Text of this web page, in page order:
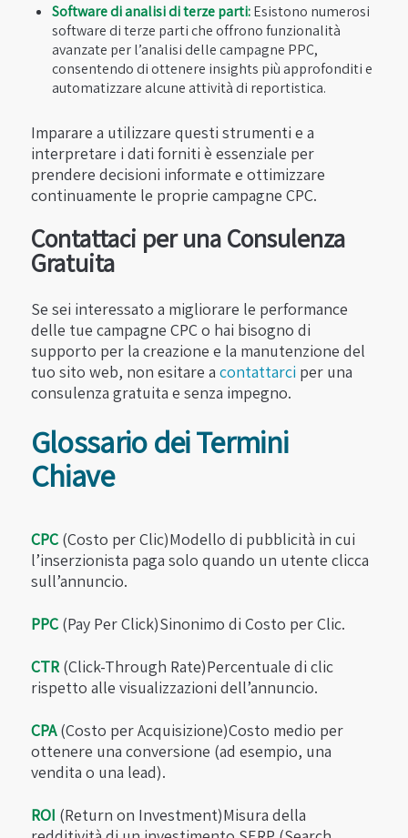
Software di analisi di terze parti:Esistono numerosi
software di terze parti che offrono funzionalità
avanzate per l’analisi delle campagne PPC,
consentendo di ottenere insights più approfonditi e
automatizzare alcune attività di reportistica.
Imparare a utilizzare questi strumenti e a
interpretare i dati forniti è essenziale per
prendere decisioni informate e ottimizzare
continuamente le proprie campagne CPC.
Contattaci per una Consulenza
Gratuita
Se sei interessato a migliorare le performance
delle tue campagne CPC o hai bisogno di
supporto per la creazione e la manutenzione del
tuo sito web, non esitare a contattarci per una
consulenza gratuita e senza impegno.
Glossario dei Termini
Chiave
CPC(Costo per Clic)Modello di pubblicità in cui
l’inserzionista paga solo quando un utente clicca
sull’annuncio.
PPC(Pay Per Click)Sinonimo di Costo per Clic.
CTR(Click-Through Rate)Percentuale di clic
rispetto alle visualizzazioni dell’annuncio.
CPA(Costo per Acquisizione)Costo medio per
ottenere una conversione (ad esempio, una
vendita o una lead).
ROI (Return on Investment)Misura della